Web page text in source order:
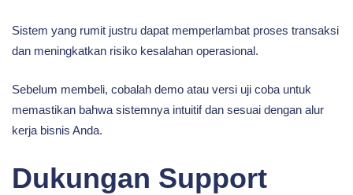
Sistem yang rumit justru dapat memperlambat proses transaksi
dan meningkatkan risiko kesalahan operasional.
Sebelum membeli, cobalah demo atau versi uji coba untuk
memastikan bahwa sistemnya intuitif dan sesuai dengan alur
kerja bisnis Anda.
Dukungan Support